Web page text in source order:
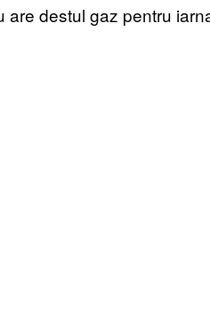
destul gaz pentru